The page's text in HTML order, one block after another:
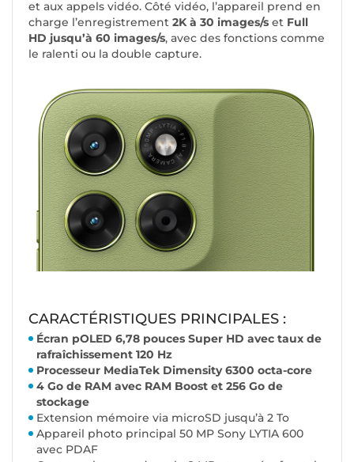
et aux appels vidéo. Côté vidéo, l’appareil prend en
charge l’enregistrement 2K à 30 images/s et Full
HD jusqu’à 60 images/s, avec des fonctions comme
le ralenti ou la double capture.
CARACTÉRISTIQUES PRINCIPALES :
Écran pOLED 6,78 pouces Super HD avec taux de
rafraîchissement 120 Hz
Processeur MediaTek Dimensity 6300 octa-core
4 Go de RAM avec RAM Boost et 256 Go de
stockage
Extension mémoire via microSD jusqu’à 2 To
Appareil photo principal 50 MP Sony LYTIA 600
avec PDAF